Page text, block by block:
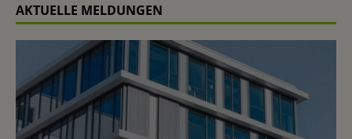
AKTUELLE MELDUNGEN